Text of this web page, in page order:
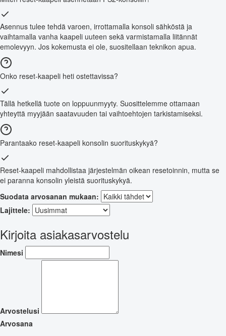
Asennus tulee tehdä varoen, irrottamalla konsoli sähköstä ja
vaihtamalla vanha kaapeli uuteen sekä varmistamalla liitännät
emolevyyn. Jos kokemusta ei ole, suositellaan teknikon apua.
Onko reset-kaapeli heti ostettavissa?
Tällä hetkellä tuote on loppuunmyyty. Suosittelemme ottamaan
yhteyttä myyjään saatavuuden tai vaihtoehtojen tarkistamiseksi.
Parantaako reset-kaapeli konsolin suorituskykyä?
Reset-kaapeli mahdollistaa järjestelmän oikean resetoinnin, mutta se
ei paranna konsolin yleistä suorituskykyä.
Suodata arvosanan mukaan:
Lajittele:
Kirjoita asiakasarvostelu
Nimesi
Arvostelusi
Arvosana